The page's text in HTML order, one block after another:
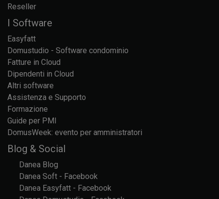
Reseller
I Software
Easyfatt
Domustudio - Software condominio
Fatture in Cloud
Dipendenti in Cloud
Altri software
Assistenza e Supporto
Formazione
Guide per PMI
DomusWeek: evento per amministratori
Blog & Social
Danea Blog
Danea Soft - Facebook
Danea Easyfatt - Facebook